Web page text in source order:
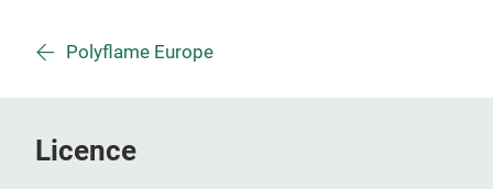
Polyflame Europe
Licence